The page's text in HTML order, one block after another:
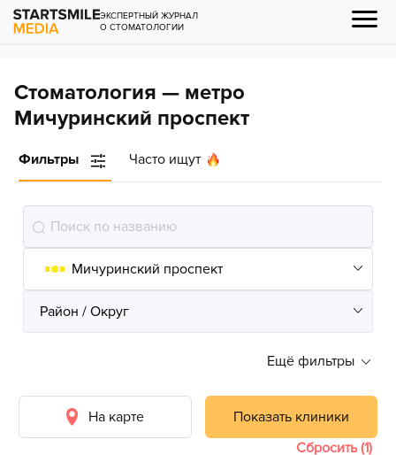
ЭКСПЕРТНЫЙ ЖУРНАЛ
О СТОМАТОЛОГИИ
Стоматология — метро
Мичуринский проспект
Фильтры Часто ищут
Ещё фильтры
На карте
Показать клиники
Сбросить (1)